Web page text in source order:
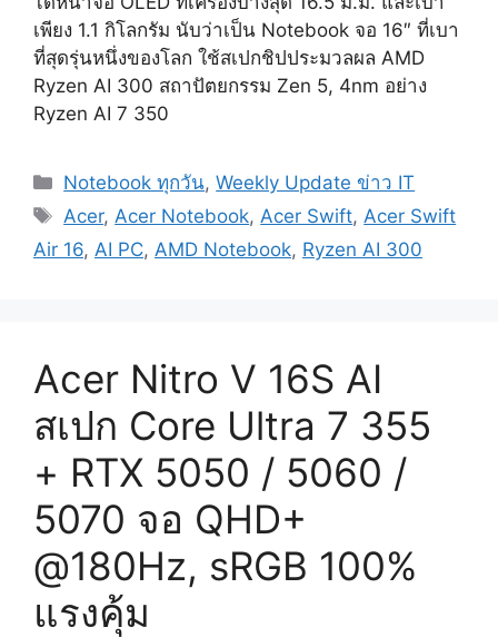
เพียง 1.1 กิโลกรัม นับว่าเป็น Notebook จอ 16″ ที่เบา
ที่สุดรุ่นหนึ่งของโลก ใช้สเปกชิปประมวลผล AMD
Ryzen AI 300 สถาปัตยกรรม Zen 5, 4nm อย่าง
Ryzen AI 7 350
Categories
Notebook ทุกวัน,Weekly Update ข่าว IT
Tags
Acer, Acer Notebook, Acer Swift, Acer Swift
Air 16, AI PC, AMD Notebook, Ryzen AI 300
Acer Nitro V 16S AI
สเปก Core Ultra 7 355
+ RTX 5050 / 5060 /
5070 จอ QHD+
@180Hz, sRGB 100%
แรงคุ้ม